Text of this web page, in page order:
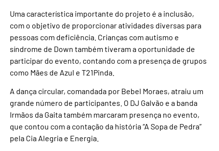
Uma característica importante do projeto é a inclusão,
com o objetivo de proporcionar atividades diversas para
pessoas com deficiência. Crianças com autismo e
síndrome de Down também tiveram a oportunidade de
participar do evento, contando com a presença de grupos
como Mães de Azul e T21Pinda.
A dança circular, comandada por Bebel Moraes, atraiu um
grande número de participantes. O DJ Galvão e a banda
Irmãos da Gaita também marcaram presença no evento,
que contou com a contação da história “A Sopa de Pedra”
pela Cia Alegria e Energia.